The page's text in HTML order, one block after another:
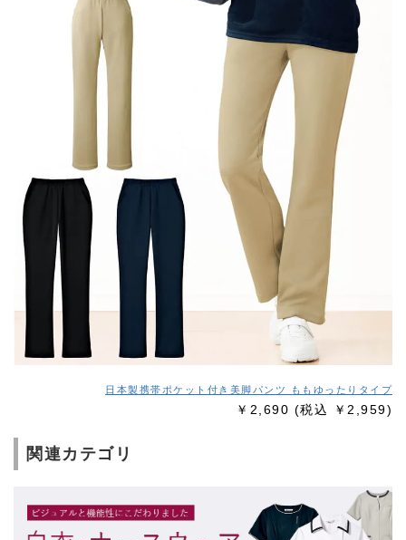
日本製携帯ポケット付き美脚パンツ ももゆったりタイプ
￥2,690 (税込 ￥2,959)
関連カテゴリ